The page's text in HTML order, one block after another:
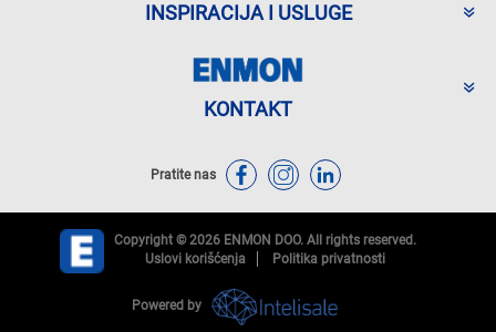
INSPIRACIJA I USLUGE
KONTAKT
Pratite nas
Copyright © 2026 ENMON DOO. All rights reserved.
Uslovi korišćenja
Politika privatnosti
Powered by